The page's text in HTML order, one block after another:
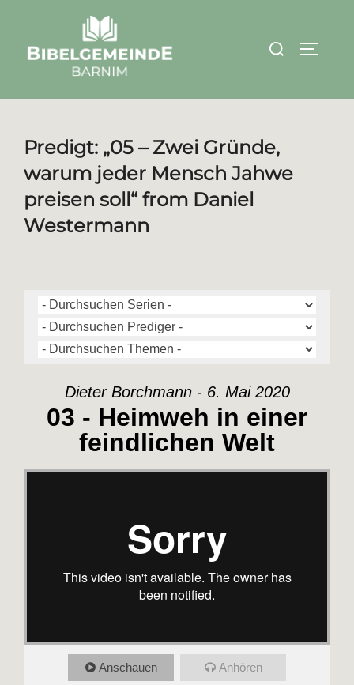
springen
Suchen
Predigt: „05 – Zwei Gründe,
warum jeder Mensch Jahwe
preisen soll“ from Daniel
Westermann
Dieter Borchmann - 6. Mai 2020
03 - Heimweh in einer
feindlichen Welt
Anschauen Anhören